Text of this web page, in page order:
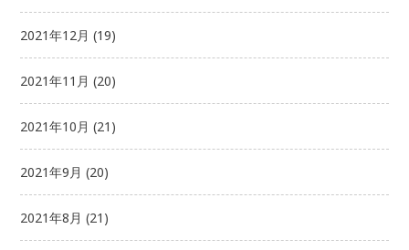
2021年12月 (19)
2021年11月 (20)
2021年10月 (21)
2021年9月 (20)
2021年8月 (21)